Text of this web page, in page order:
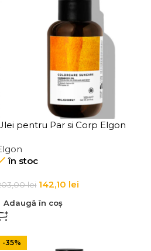
pentru Par si Corp Elgon
în stoc
lei 142,10 lei
Adaugă în coș
-35%